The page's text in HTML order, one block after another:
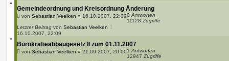
Gemeindeordnung und Kreisordnung Änderung
von Sebastian Veelken » 16.10.2007, 22:090 Antworten
11128 Zugriffe
Letzter Beitrag von Sebastian Veelken
16.10.2007, 22:09
Bürokratieabbaugesetz II zum 01.11.2007
von Sebastian Veelken » 21.09.2007, 20:001 Antworten
12947 Zugriffe